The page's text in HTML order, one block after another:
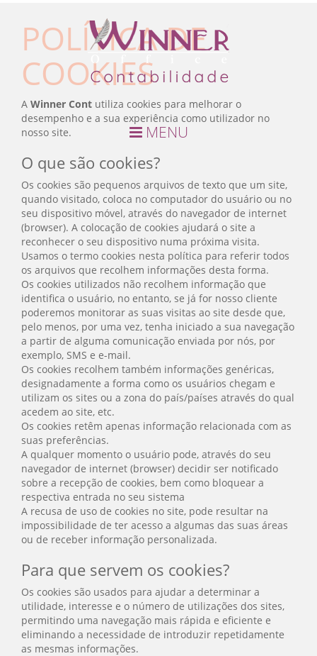
MENU
POLÍTICA DE
COOKIES
A Winner Cont utiliza cookies para melhorar o
desempenho e a sua experiência como utilizador no
nosso site.
O que são cookies?
Os cookies são pequenos arquivos de texto que um site,
quando visitado, coloca no computador do usuário ou no
seu dispositivo móvel, através do navegador de internet
(browser). A colocação de cookies ajudará o site a
reconhecer o seu dispositivo numa próxima visita.
Usamos o termo cookies nesta política para referir todos
os arquivos que recolhem informações desta forma.
Os cookies utilizados não recolhem informação que
identifica o usuário, no entanto, se já for nosso cliente
poderemos monitorar as suas visitas ao site desde que,
pelo menos, por uma vez, tenha iniciado a sua navegação
a partir de alguma comunicação enviada por nós, por
exemplo, SMS e e-mail.
Os cookies recolhem também informações genéricas,
designadamente a forma como os usuários chegam e
utilizam os sites ou a zona do país/países através do qual
acedem ao site, etc.
Os cookies retêm apenas informação relacionada com as
suas preferências.
A qualquer momento o usuário pode, através do seu
navegador de internet (browser) decidir ser notificado
sobre a recepção de cookies, bem como bloquear a
respectiva entrada no seu sistema
A recusa de uso de cookies no site, pode resultar na
impossibilidade de ter acesso a algumas das suas áreas
ou de receber informação personalizada.
Para que servem os cookies?
Os cookies são usados para ajudar a determinar a
utilidade, interesse e o número de utilizações dos sites,
permitindo uma navegação mais rápida e eficiente e
eliminando a necessidade de introduzir repetidamente
as mesmas informações.